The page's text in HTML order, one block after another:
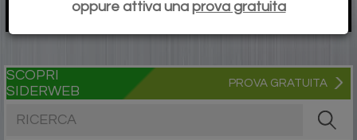
SCOPRI
SIDERWEB
PROVA GRATUITA
oppure attiva una prova gratuita